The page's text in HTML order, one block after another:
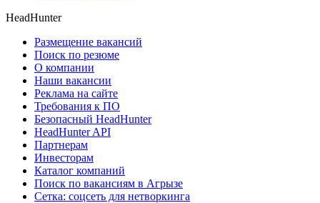
HeadHunter
Размещение вакансий
Поиск по резюме
О компании
Наши вакансии
Реклама на сайте
Требования к ПО
Безопасный HeadHunter
HeadHunter API
Партнерам
Инвесторам
Каталог компаний
Поиск по вакансиям в Агрызе
Сетка: соцсеть для нетворкинга